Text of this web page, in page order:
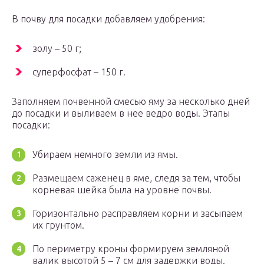
В почву для посадки добавляем удобрения:
золу – 50 г;
суперфосфат – 150 г.
Заполняем почвенной смесью яму за несколько дней
до посадки и выливаем в нее ведро воды. Этапы
посадки:
Убираем немного земли из ямы.
Размещаем саженец в яме, следя за тем, чтобы
корневая шейка была на уровне почвы.
Горизонтально расправляем корни и засыпаем
их грунтом.
По периметру кроны формируем земляной
валик высотой 5 – 7 см для задержки воды.